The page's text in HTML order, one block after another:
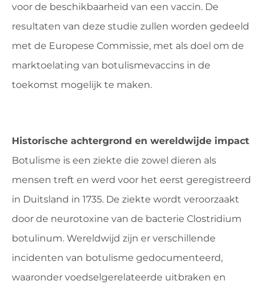
voor de beschikbaarheid van een vaccin. De
resultaten van deze studie zullen worden gedeeld
met de Europese Commissie, met als doel om de
marktoelating van botulismevaccins in de
toekomst mogelijk te maken.
Historische achtergrond en wereldwijde impact
Botulisme is een ziekte die zowel dieren als
mensen treft en werd voor het eerst geregistreerd
in Duitsland in 1735. De ziekte wordt veroorzaakt
door de neurotoxine van de bacterie Clostridium
botulinum. Wereldwijd zijn er verschillende
incidenten van botulisme gedocumenteerd,
waaronder voedselgerelateerde uitbraken en